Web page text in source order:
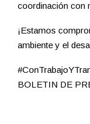
coordinación con
¡Estamos
ambiente y el
BOLETIN DE